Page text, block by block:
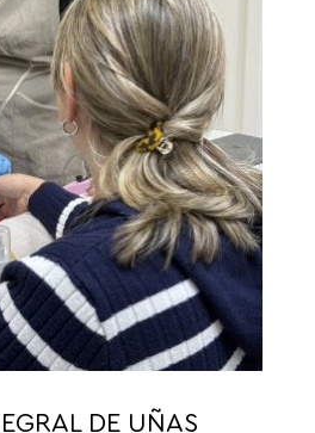
DE UÑAS